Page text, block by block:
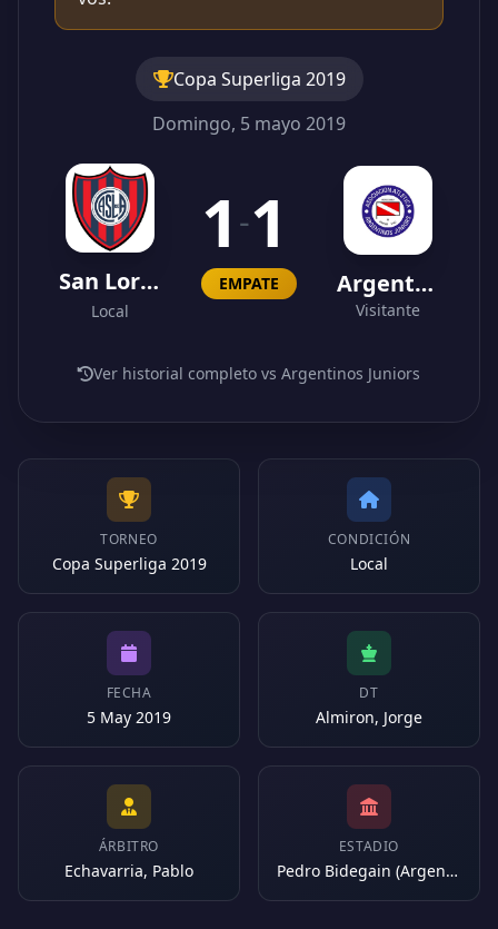
Copa Superliga 2019
Domingo, 5 mayo 2019
San Lorenzo
Local
1 -1
EMPATE Argentinos Juniors
Visitante
Ver historial completo vs Argentinos Juniors
TORNEO
Copa Superliga 2019
CONDICIÓN
Local
FECHA
5 May 2019
DT
Almiron, Jorge
ÁRBITRO
Echavarria, Pablo
ESTADIO
Pedro Bidegain (Argentina)